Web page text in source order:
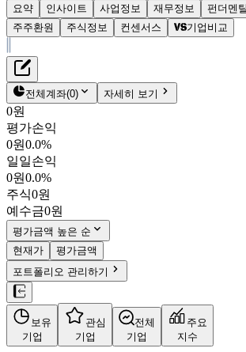
요약 인사이트 사업정보 재무정보 펀더멘
주주환원
주식정보 컨센서스 기업비교
칩스앤미디어
10,040원
094360
KOSDAQ
시가총액
PBR2.56
PER27.13
fPER 22.57
배당수익률1.16%
자사주비율1.19%
결산월12월
4분기누적
10년
주재무제표
재무정보
펀더멘탈
밸류에이션
주주환원
컨센서스
주식정보
전체계좌(0) 자세히 보기
0원
평가손익
0원0.0%
일일손익
0원0.0%
주식0원
예수금0원
평가금액 높은 순
현재가
평가금액
포트폴리오 관리하기
보유
기업
관심
기업
전체
기업
주요
지수